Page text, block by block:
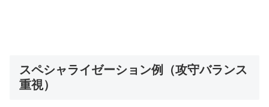
スペシャライゼーション例（攻守バランス
重視）